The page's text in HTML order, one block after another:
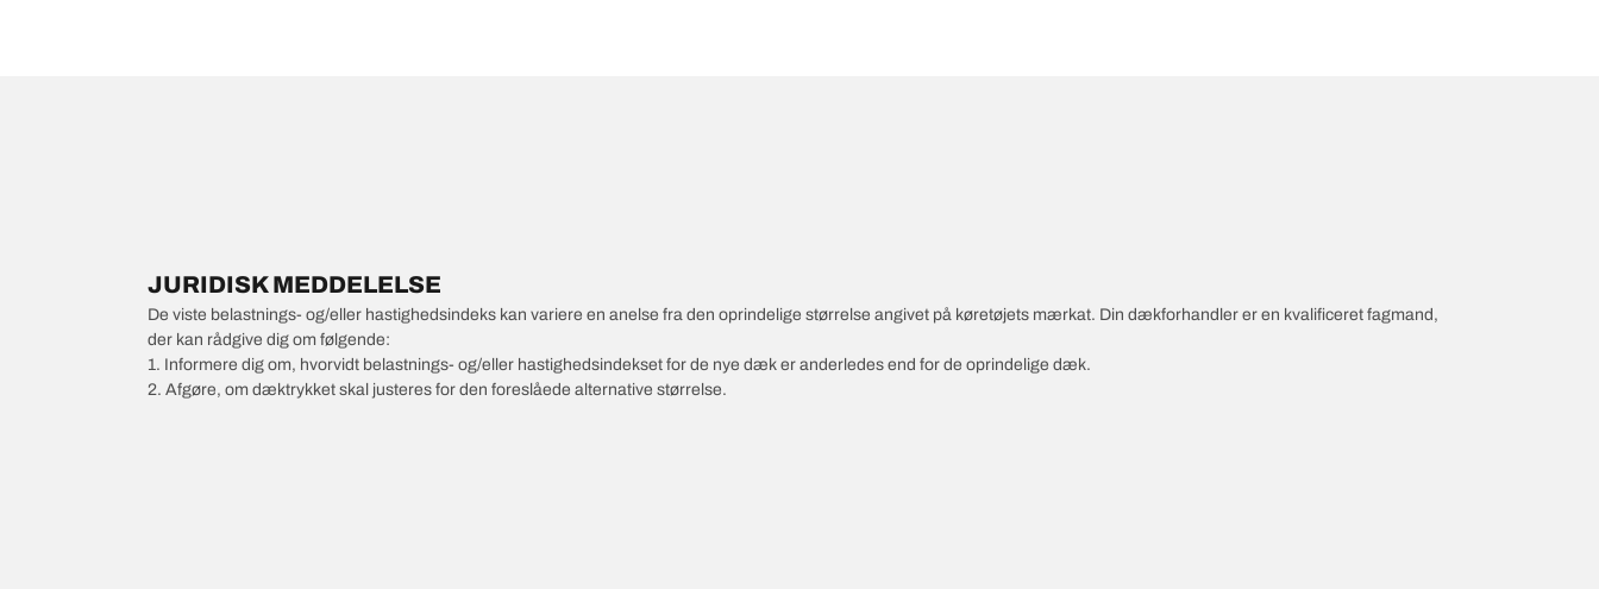
JURIDISK MEDDELELSE
De viste belastnings- og/eller hastighedsindeks kan variere en anelse fra den oprindelige størrelse angivet på køretøjets mærkat. Din dækforhandler er en kvalificeret fagmand,
der kan rådgive dig om følgende:
1. Informere dig om, hvorvidt belastnings- og/eller hastighedsindekset for de nye dæk er anderledes end for de oprindelige dæk.
2. Afgøre, om dæktrykket skal justeres for den foreslåede alternative størrelse.